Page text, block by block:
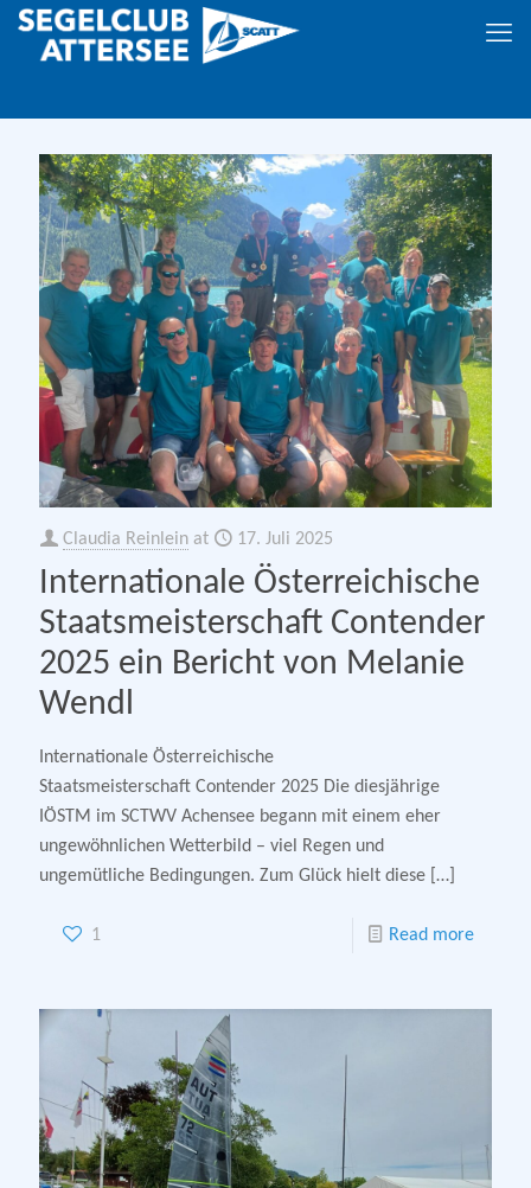
Claudia Reinlein at 17. Juli 2025
Internationale Österreichische
Staatsmeisterschaft Contender
2025 ein Bericht von Melanie
Wendl
Internationale Österreichische
Staatsmeisterschaft Contender 2025 Die diesjährige
IÖSTM im SCTWV Achensee begann mit einem eher
ungewöhnlichen Wetterbild – viel Regen und
ungemütliche Bedingungen. Zum Glück hielt diese […]
1 Read more